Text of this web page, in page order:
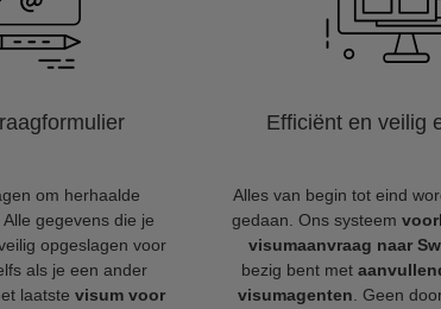
om herhaalde
gegevens die je
opgeslagen voor
als je een ander
laatste visum voor
Efficiënt en veilig
Alles van begin tot eind
gedaan. Ons systeem
visumaanvraag naar
bezig bent met
visumagenten . Geen